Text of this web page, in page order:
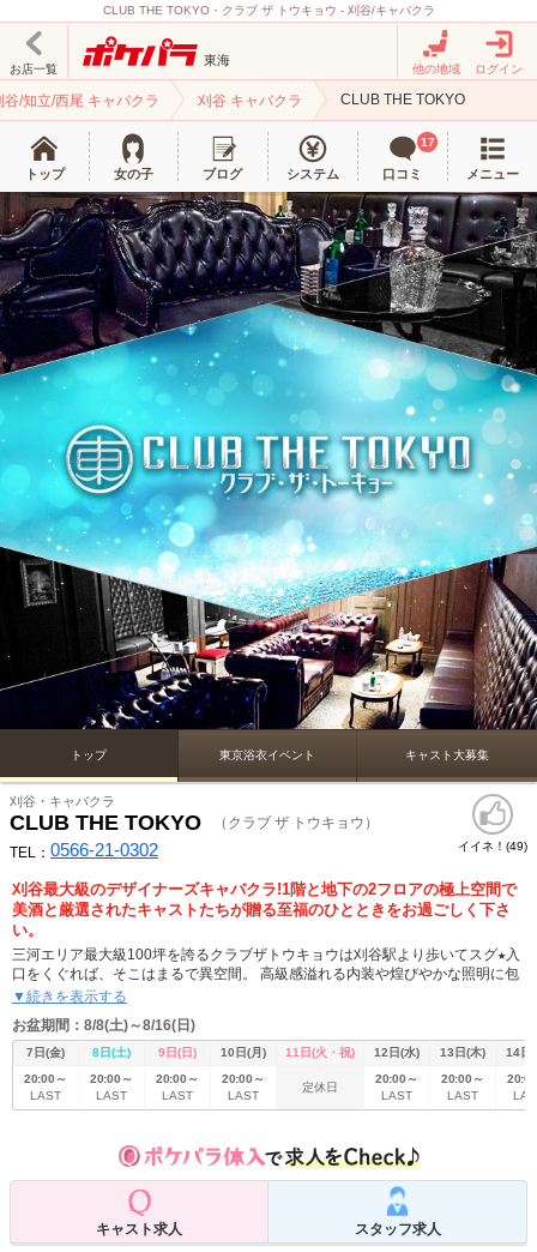
CLUB THE TOKYO・クラブ ザ トウキョウ - 刈谷/キャバクラ
お店一覧
東海
他の地域 ログイン
谷/知立/西尾 キャバクラ 刈谷 キャバクラ CLUB THE TOKYO
トップ 女の子 ブログ システム 口コミ
17
メニュー
トップ 東京浴衣イベント キャスト大募集
刈谷・キャバクラ
CLUB THE TOKYO
（クラブ ザ トウキョウ）
TEL： 0566-21-0302 イイネ！(49)
刈谷最大級のデザイナーズキャバクラ!1階と地下の2フロアの極上空間で
美酒と厳選されたキャストたちが贈る至福のひとときをお過ごしく下さ
い。
三河エリア最大級100坪を誇るクラブザトウキョウは刈谷駅より歩いてスグ★入
口をくぐれば、そこはまるで異空間。 高級感溢れる内装や煌びやかな照明に包
まれ、気品あふれる空気が漂い、興奮と感動を覚えることでしょう。
厳選された銘柄のシャンパンやワインもご用意しております。またカクテルや
ノンアルコールドリンクも充実しており、お客様のお好みに合わせて、ドリン
スタッフも、すべてホスピタリティにあふれ、お客様に快適な時間を過ごせる
ようにしています。 お客様のご要望に合わせて最適なご案内をし、思い出に残
各種パーティーやイベント、接待や記念日など、様々なシーンでご利用いただ
けます。 個室も完備しており、プライベートな空間でのパーティーや接待に最
適です。
常に新しいサービスを提供し、お客様に感動と驚きを与えることを目指してい
ます。お客様にとって、特別な夜になるよう、全力でおもてなしいたします。
▼続きを表示する
お盆期間：8/8(土)～8/16(日)
7日(金) 8日(土) 9日(日) 10日(月) 11日(火・祝) 12日(水) 13日(木)
14日
20:00～
LAST
20:00～
LAST
20:00～
LAST
20:00～
LAST
定休日
20:00～
LAST
20:00～
LAST
キャスト求人 スタッフ求人